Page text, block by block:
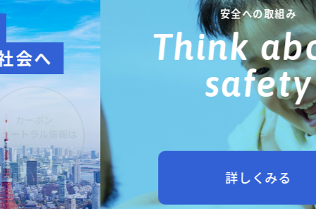
Think about
safety